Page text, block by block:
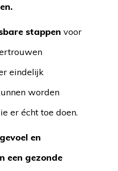
stappen voor
eindelijk
worden
er écht toe doen.
gevoel en
een gezonde